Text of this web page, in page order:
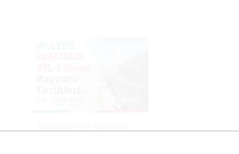
Polito 2024-2025 TIL-I Sınav